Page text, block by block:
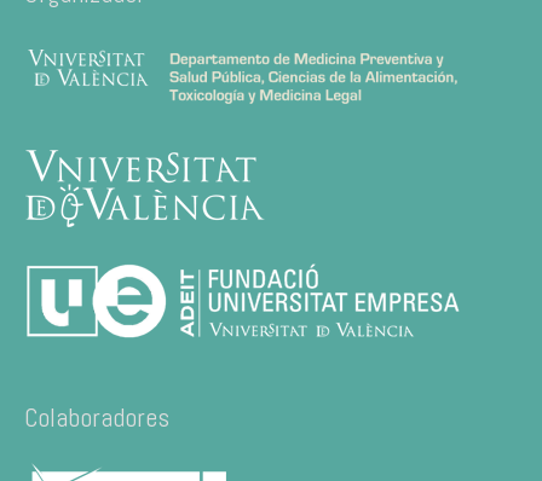
Colaboradores